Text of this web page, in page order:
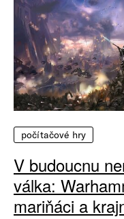
počítačové hry
V budoucnu
válka:
mariňáci a